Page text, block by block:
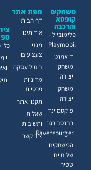
משחקים
קופסא
והרכבה
פלימובייל -
Playmobil
דיאמנט
משחקי
יצירה
משחקי
יצירה
פוקסמיינד
רבנסבורגר
Ravensburger
המשחקים
של חיים
שפיר
מפת אתר
דף הבית
אודותינו
מגזין
צעצועים
ביטול עסקה
מדיניות
פרטיות
תקנון אתר
שאלות
ותשובות
צור קשר